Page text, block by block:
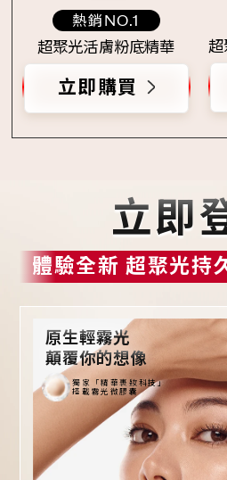
熱銷NO.1
超聚光活膚粉底精華
立即購買
超
立即
體驗全新 超聚光持
原生輕霧光
顛覆你的想像
獨家「精華裹妝科技」
搭載霧光微膠囊